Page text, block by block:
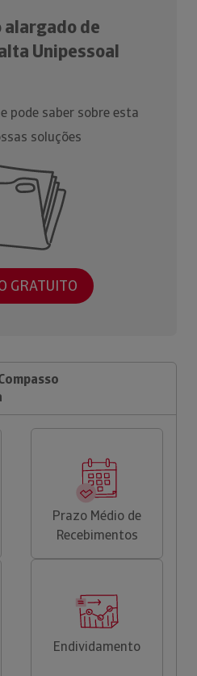
de
Unipessoal
pode saber sobre esta
soluções
GRATUITO
Prazo Médio de
Recebimentos
Endividamento